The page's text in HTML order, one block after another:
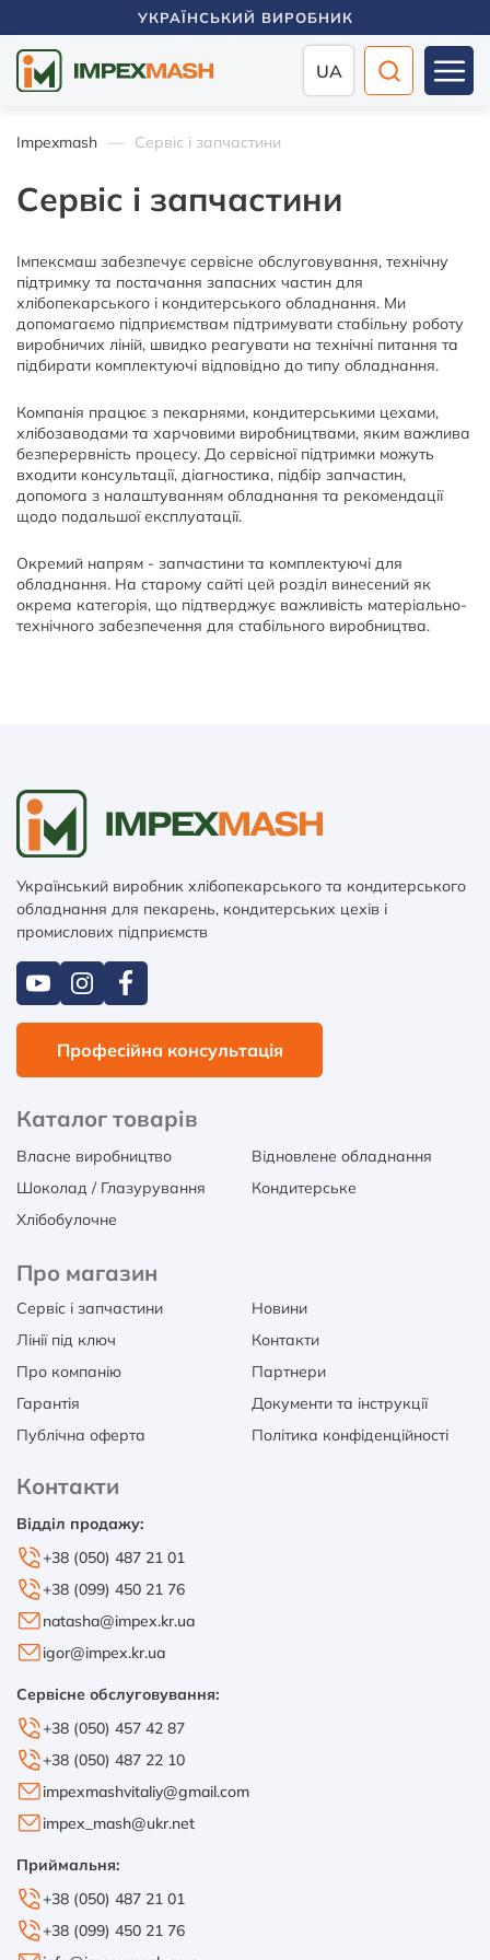
УКРАЇНСЬКИЙ ВИРОБНИК
UA
Impexmash Сервіс і запчастини
Сервіс і запчастини
Імпексмаш забезпечує сервісне обслуговування, технічну
підтримку та постачання запасних частин для
хлібопекарського і кондитерського обладнання. Ми
допомагаємо підприємствам підтримувати стабільну роботу
виробничих ліній, швидко реагувати на технічні питання та
підбирати комплектуючі відповідно до типу обладнання.
Компанія працює з пекарнями, кондитерськими цехами,
хлібозаводами та харчовими виробництвами, яким важлива
безперервність процесу. До сервісної підтримки можуть
входити консультації, діагностика, підбір запчастин,
допомога з налаштуванням обладнання та рекомендації
щодо подальшої експлуатації.
Окремий напрям - запчастини та комплектуючі для
обладнання. На старому сайті цей розділ винесений як
окрема категорія, що підтверджує важливість матеріально-
технічного забезпечення для стабільного виробництва.
Український виробник хлібопекарського та кондитерського
обладнання для пекарень, кондитерських цехів і
промислових підприємств
Професійна консультація
Каталог товарів
Власне виробництво
Відновлене обладнання
Шоколад / Глазурування
Кондитерське
Хлібобулочне
Про магазин
Сервіс і запчастини
Новини
Лінії під ключ
Контакти
Про компанію
Партнери
Гарантія
Документи та інструкції
Публічна оферта
Політика конфіденційності
Контакти
Відділ продажу:
+38 (050) 487 21 01
+38 (099) 450 21 76
natasha@impex.kr.ua
igor@impex.kr.ua
Сервісне обслуговування:
+38 (050) 457 42 87
+38 (050) 487 22 10
impexmashvitaliy@gmail.com
impex_mash@ukr.net
Приймальня:
+38 (050) 487 21 01
+38 (099) 450 21 76